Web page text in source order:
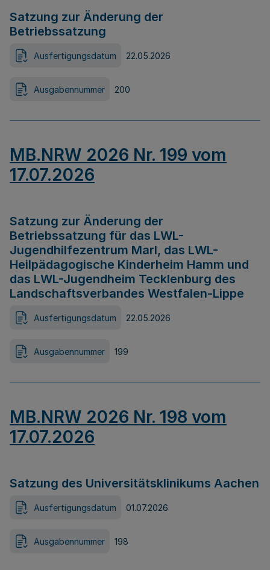
Satzung zur Änderung der
Betriebssatzung
Ausfertigungsdatum 22.05.2026
Ausgabennummer 200
MB.NRW 2026 Nr. 199 vom
17.07.2026
Satzung zur Änderung der
Betriebssatzung für das LWL-
Jugendhilfezentrum Marl, das LWL-
Heilpädagogische Kinderheim Hamm und
das LWL-Jugendheim Tecklenburg des
Landschaftsverbandes Westfalen-Lippe
Ausfertigungsdatum 22.05.2026
Ausgabennummer 199
MB.NRW 2026 Nr. 198 vom
17.07.2026
Satzung des Universitätsklinikums Aachen
Ausfertigungsdatum 01.07.2026
Ausgabennummer 198